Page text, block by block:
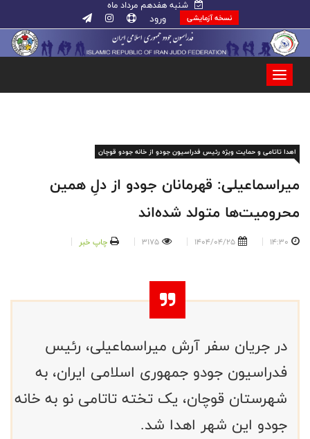
شنبه هفدهم مرداد ماه
نسخه آزمایشی ورود
اهدا تاتامی و حمایت ویژه رئیس فدراسیون جودو از خانه جودو قوچان
میراسماعیلی: قهرمانان جودو از دلِ همین
محرومیت‌ها متولد شده‌اند
14:30
1404/04/25
3175 چاپ خبر
در جریان سفر آرش میراسماعیلی، رئیس
فدراسیون جودو جمهوری اسلامی ایران، به
شهرستان قوچان، یک تخته تاتامی نو به خانه
جودو این شهر اهدا شد.